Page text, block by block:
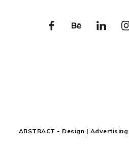
ABSTRACT - Design |